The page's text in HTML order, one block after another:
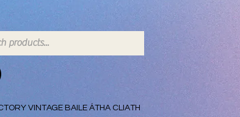
VINTAGE BAILE ÁTHA CLIATH